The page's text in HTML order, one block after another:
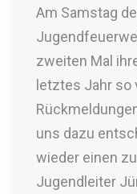
Am Samstag
zweiten Mal
letztes Jahr so
uns dazu
wieder einen
Jugendleiter